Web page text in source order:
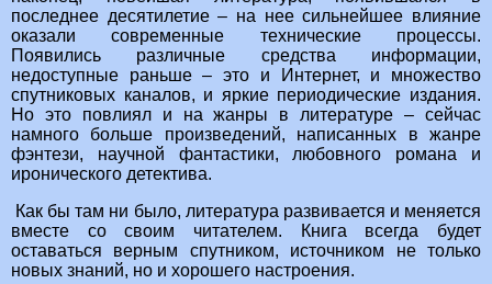
последнее десятилетие – на нее сильнейшее влияние
оказали современные технические процессы.
Появились различные средства информации,
недоступные раньше – это и Интернет, и множество
спутниковых каналов, и яркие периодические издания.
Но это повлиял и на жанры в литературе – сейчас
намного больше произведений, написанных в жанре
фэнтези, научной фантастики, любовного романа и
иронического детектива.
Как бы там ни было, литература развивается и меняется
вместе со своим читателем. Книга всегда будет
оставаться верным спутником, источником не только
новых знаний, но и хорошего настроения.